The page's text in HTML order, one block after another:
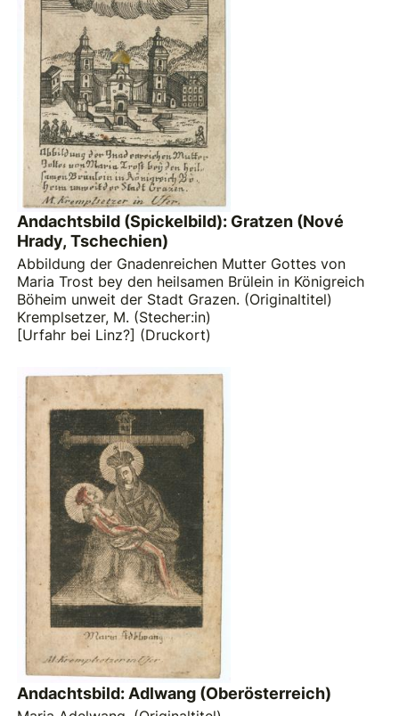
Andachtsbild (Spickelbild): Gratzen (Nové
Hrady, Tschechien)
Abbildung der Gnadenreichen Mutter Gottes von
Maria Trost bey den heilsamen Brülein in Königreich
Böheim unweit der Stadt Grazen. (Originaltitel)
Kremplsetzer, M. (Stecher:in)
[Urfahr bei Linz?] (Druckort)
Andachtsbild: Adlwang (Oberösterreich)